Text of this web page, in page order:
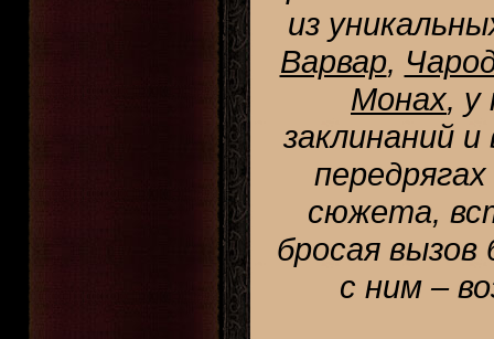
из
Варвар,
Монах, у
заклинаний
сюжета,
бросая
с ним –